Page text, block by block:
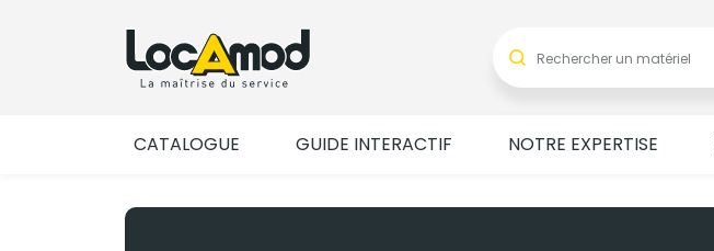
CATALOGUE GUIDE INTERACTIF NOTRE EXPERTISE